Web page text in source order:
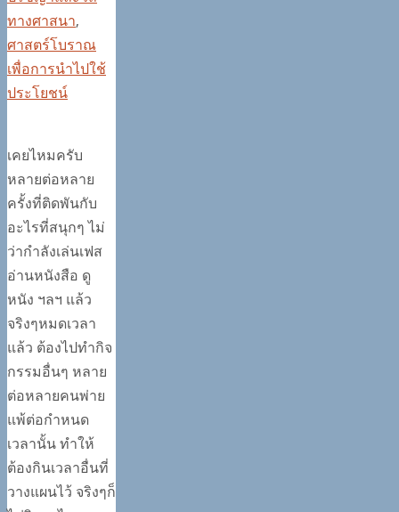
ทางศาสนา,
ศาสตร์โบราณ
เพื่อการนำไปใช้
ประโยชน์
เคยไหมครับ
หลายต่อหลาย
ครั้งที่ติดพันกับ
อะไรที่สนุกๆ ไม่
ว่ากำลังเล่นเฟส
อ่านหนังสือ ดู
หนัง ฯลฯ แล้ว
จริงๆหมดเวลา
แล้ว ต้องไปทำกิจ
กรรมอื่นๆ หลาย
ต่อหลายคนพ่าย
แพ้ต่อกำหนด
เวลานั้น ทำให้
ต้องกินเวลาอื่นที่
วางแผนไว้ จริงๆก็